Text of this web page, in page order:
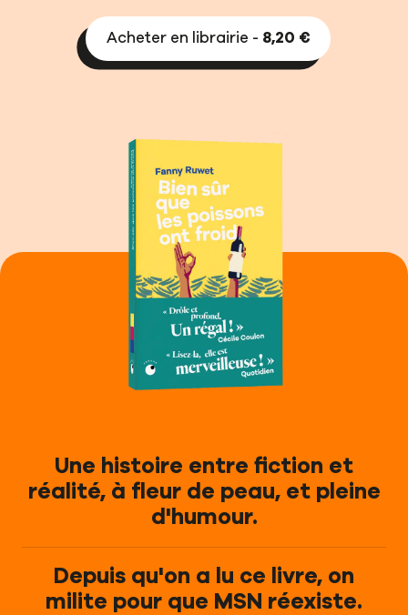
Acheter en librairie - 8,20 €
Une histoire entre fiction et
réalité, à fleur de peau, et pleine
d'humour.
Depuis qu'on a lu ce livre, on
milite pour que MSN réexiste.